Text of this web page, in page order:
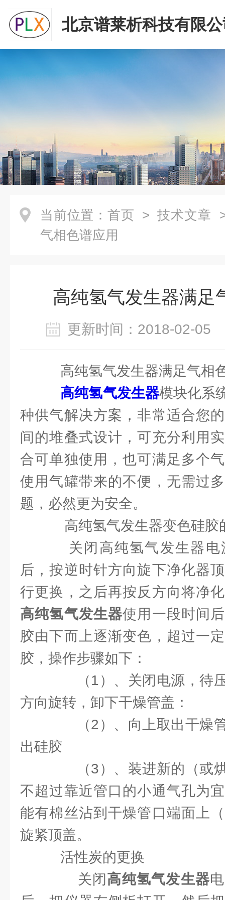
北京谱莱析科技有限
当前位置： 首页 > 技术文章
气相色谱应用
高纯氢气发生器满足
更新时间：2018-02-
高纯氢气发生器满足气相
高纯氢气发生器模块化系
种供气解决方案，非常适合您
间的堆叠式设计，可充分利用
合可单独使用，也可满足多个
使用气罐带来的不便，无需过
题，必然更为安全。
高纯氢气发生器变色硅胶
关闭高纯氢气发生器电
后，按逆时针方向旋下净化器
行更换，之后再按反方向将净
高纯氢气发生器使用一段时间
胶由下而上逐渐变色，超过一
胶，操作步骤如下：
（1）、关闭电源，待压
方向旋转，卸下干燥管盖：
（2）、向上取出干燥管
出硅胶
（3）、装进新的（或烘
不超过靠近管口的小通气孔为
能有棉丝沾到干燥管口端面上
旋紧顶盖。
活性炭的更换
关闭高纯氢气发生器